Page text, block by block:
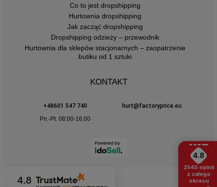
Co to jest dropshipping
Hurtownia dropshipping
Jak zacząć dropshipping
Dropshipping odzieży – przewodnik
Hurtownia dla sklepów stacjonarnych – zaopatrzenie
butiku od 1 sztuki
KONTAKT
+48601 547 740
hurt@factoryprice.eu
Pn.-Pt. 08:00-16:00
4.8
4.8
2545 opinii
z całego
okresu